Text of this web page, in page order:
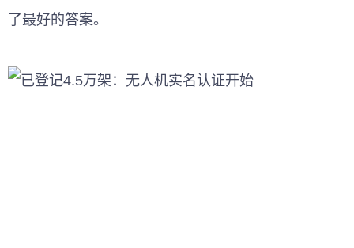
了最好的答案。